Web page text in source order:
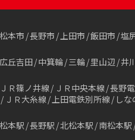
松本市 長野市 上田市 飯田市 塩
広丘吉田 中箕輪 三輪 里山辺 井
ＪＲ篠ノ井線 ＪＲ中央本線 長野
ＪＲ大糸線 上田電鉄別所線 し
松本駅 長野駅 北松本駅 南松本駅